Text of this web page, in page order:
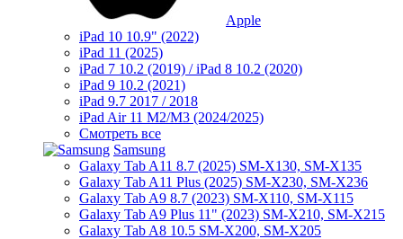
Apple
iPad 10 10.9" (2022)
iPad 11 (2025)
iPad 7 10.2 (2019) / iPad 8 10.2 (2020)
iPad 9 10.2 (2021)
iPad 9.7 2017 / 2018
iPad Air 11 M2/M3 (2024/2025)
Смотреть все
Samsung
Galaxy Tab A11 8.7 (2025) SM-X130, SM-X135
Galaxy Tab A11 Plus (2025) SM-X230, SM-X236
Galaxy Tab A9 8.7 (2023) SM-X110, SM-X115
Galaxy Tab A9 Plus 11" (2023) SM-X210, SM-X215
Galaxy Tab A8 10.5 SM-X200, SM-X205